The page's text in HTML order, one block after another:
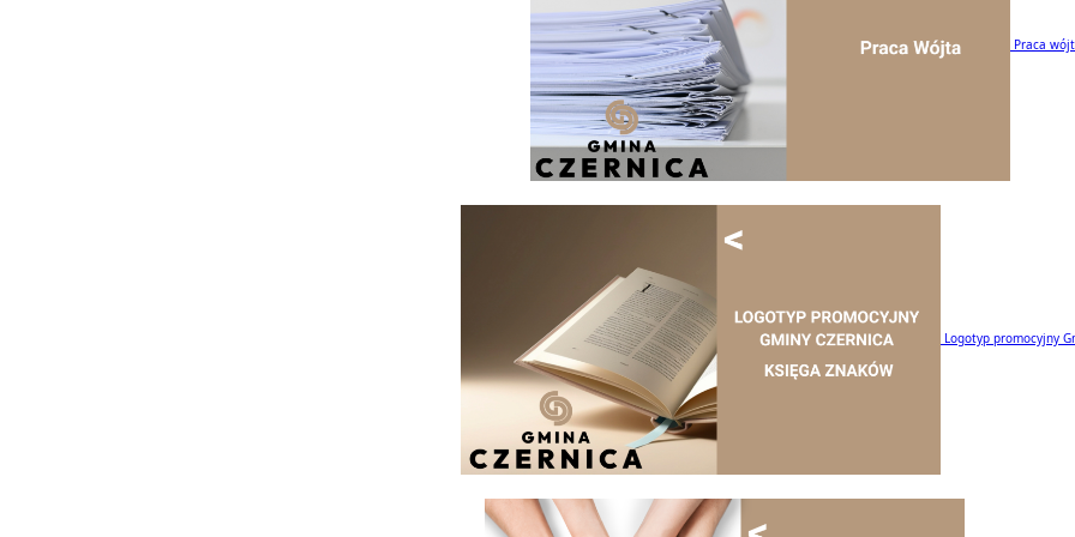
Praca
Logotyp promocyjny